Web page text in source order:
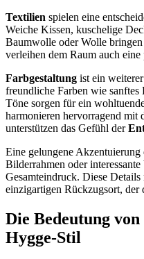
Textilien spielen eine
Weiche Kissen, kuschelige
Baumwolle oder Wolle
verleihen dem Raum auch
Farbgestaltung ist ein
freundliche Farben wie sanftes
Töne sorgen für ein
harmonieren hervorragend mit
unterstützen das Gefühl der
Eine gelungene
Bilderrahmen oder
Gesamteindruck. Diese
einzigartigen Rückzugsort,
Die Bedeutung
Hygge-Stil